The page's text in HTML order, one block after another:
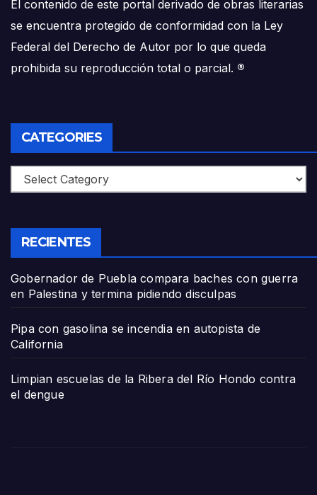
El contenido de este portal derivado de obras literarias
se encuentra protegido de conformidad con la Ley
Federal del Derecho de Autor por lo que queda
prohibida su reproducción total o parcial. ®
CATEGORIES
Categories
RECIENTES
Gobernador de Puebla compara baches con guerra
en Palestina y termina pidiendo disculpas
Pipa con gasolina se incendia en autopista de
California
Limpian escuelas de la Ribera del Río Hondo contra
el dengue